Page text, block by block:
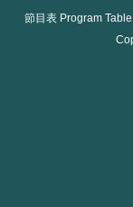
節目表 Program Table